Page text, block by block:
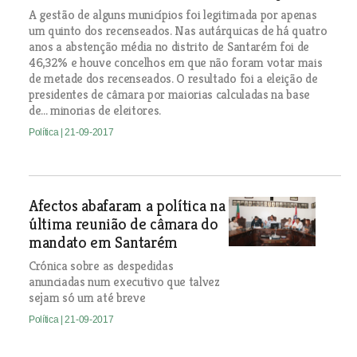
A gestão de alguns municípios foi legitimada por apenas
um quinto dos recenseados. Nas autárquicas de há quatro
anos a abstenção média no distrito de Santarém foi de
46,32% e houve concelhos em que não foram votar mais
de metade dos recenseados. O resultado foi a eleição de
presidentes de câmara por maiorias calculadas na base
de... minorias de eleitores.
Política | 21-09-2017
Afectos abafaram a política na
última reunião de câmara do
mandato em Santarém
Crónica sobre as despedidas
anunciadas num executivo que talvez
sejam só um até breve
Política | 21-09-2017